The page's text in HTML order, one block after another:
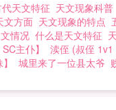
天文特征 天文现象科普
文方面 天文现象的特点
情况 什么是天文特征
主仆】 渎侄 (叔侄 1v1
城里来了一位县太爷